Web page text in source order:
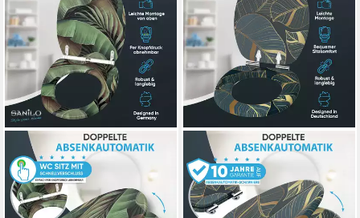
SANILO
WC-Sitz mit Absenkautomatik
& Top Fix in vielen Designs,
hochwertig, abnehmbar,
SANILO
WC-Sitz mit Absenkautomatik,
viele Toilettendeckel direkt
vom Hersteller, hochwertig &